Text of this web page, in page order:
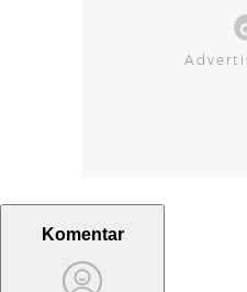
Komentar